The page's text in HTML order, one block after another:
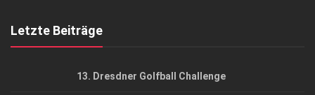
Letzte Beiträge
13. Dresdner Golfball Challenge